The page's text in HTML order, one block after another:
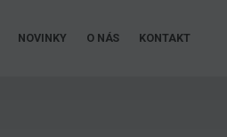
NOVINKY O NÁS KONTAKT